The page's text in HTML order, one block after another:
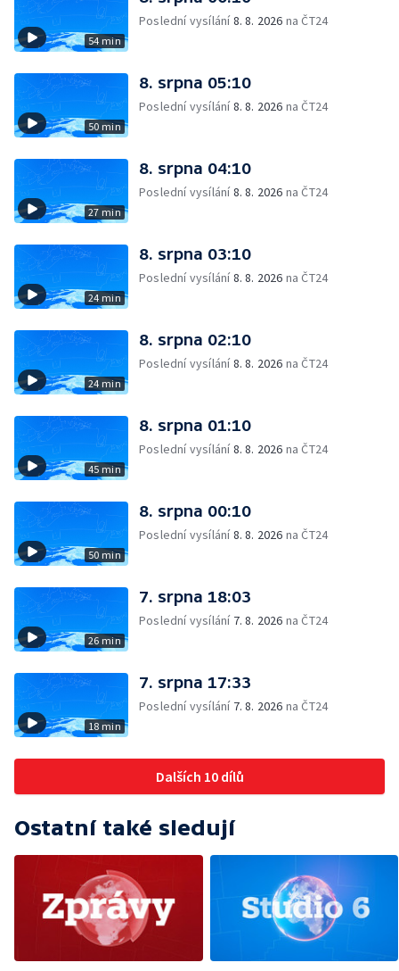
54 min
Poslední vysílání8. 8. 2026 na ČT24
50 min
8. srpna 05:10
Poslední vysílání8. 8. 2026 na ČT24
27 min
8. srpna 04:10
Poslední vysílání8. 8. 2026 na ČT24
24 min
8. srpna 03:10
Poslední vysílání8. 8. 2026 na ČT24
24 min
8. srpna 02:10
Poslední vysílání8. 8. 2026 na ČT24
45 min
8. srpna 01:10
Poslední vysílání8. 8. 2026 na ČT24
50 min
8. srpna 00:10
Poslední vysílání8. 8. 2026 na ČT24
26 min
7. srpna 18:03
Poslední vysílání 7. 8. 2026 na ČT24
18 min
7. srpna 17:33
Poslední vysílání 7. 8. 2026 na ČT24
Dalších 10 dílů
Ostatní také sledují